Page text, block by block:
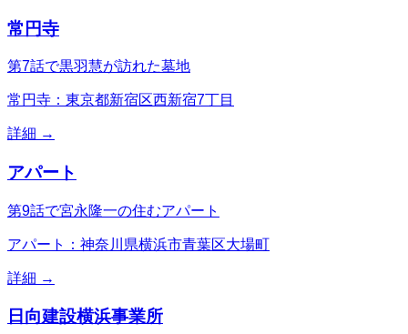
常円寺
第7話で黒羽慧が訪れた墓地
常円寺：東京都新宿区西新宿7丁目
詳細 →
アパート
第9話で宮永隆一の住むアパート
アパート：神奈川県横浜市青葉区大場町
詳細 →
日向建設横浜事業所